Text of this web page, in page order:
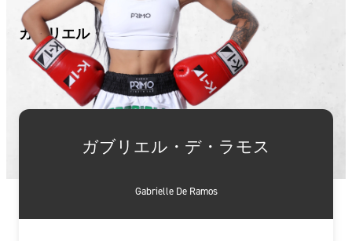
ガブリエル・デ・ラモス
ガブリエル・デ・ラモス
Gabrielle De Ramos